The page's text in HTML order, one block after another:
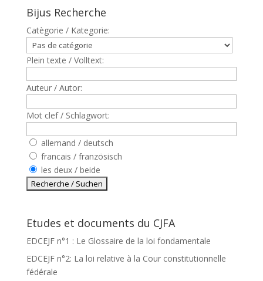
Bijus Recherche
Catègorie / Kategorie:
Plein texte / Volltext:
Auteur / Autor:
Mot clef / Schlagwort:
allemand / deutsch
francais / französisch
les deux / beide
Etudes et documents du CJFA
EDCEJF n°1 : Le Glossaire de la loi fondamentale
EDCEJF n°2: La loi relative à la Cour constitutionnelle
fédérale